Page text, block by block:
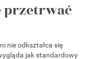
przetrwać
nie odkształca się
jak standardowy